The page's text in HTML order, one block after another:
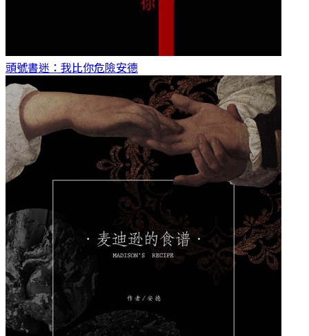
頭號書迷：我比你危險安德